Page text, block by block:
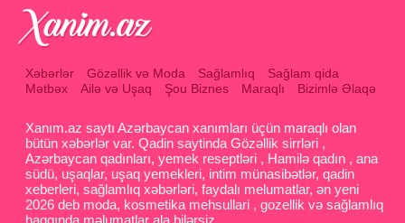
Xəbərlər Gözəllik və Moda Sağlamlıq
Sağlam qida
Mətbəx
Ailə və Uşaq Şou Biznes Maraqlı Bizimlə Əlaqə
Xanım.az saytı Azərbaycan xanımları üçün maraqlı olan
bütün xəbərlər var. Qadin saytinda Gözəllik sirrləri ,
Azərbaycan qadınları, yemek reseptləri , Hamilə qadın , ana
südü, uşaqlar, uşaq yemekleri, intim münasibətlər, qadin
xeberleri, sağlamlıq xəbərləri, faydalı melumatlar, ən yeni
2026 deb moda, kosmetika mehsullari , gozellik və sağlamlıq
haqqında məlumatlar ala bilərsiz.